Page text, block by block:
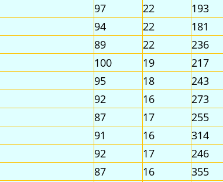
97 22 193
94 22 181
89 22 236
100 19 217
95 18 243
92 16 273
87 17 255
91 16 314
92 17 246
87 16 355